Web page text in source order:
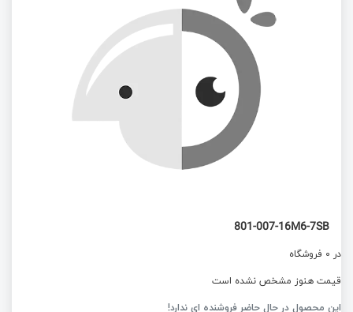
801-007-16M6-7SB
در 0 فروشگاه
قیمت هنوز مشخص نشده است
این محصول در حال حاضر فروشنده ای ندارد!